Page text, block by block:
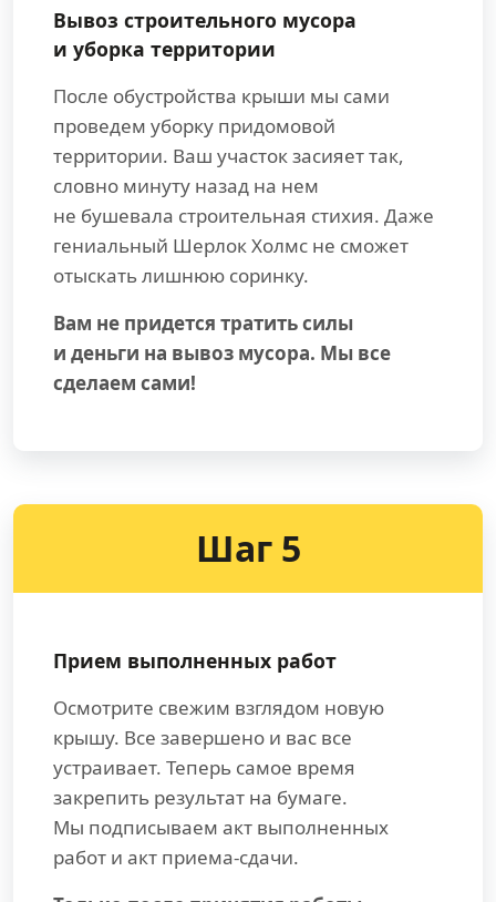
Вывоз строительного мусора
и уборка территории
После обустройства крыши мы сами
проведем уборку придомовой
территории. Ваш участок засияет так,
словно минуту назад на нем
не бушевала строительная стихия. Даже
гениальный Шерлок Холмс не сможет
отыскать лишнюю соринку.
Вам не придется тратить силы
и деньги на вывоз мусора. Мы все
сделаем сами!
Шаг 5
Прием выполненных работ
Осмотрите свежим взглядом новую
крышу. Все завершено и вас все
устраивает. Теперь самое время
закрепить результат на бумаге.
Мы подписываем акт выполненных
работ и акт приема-сдачи.